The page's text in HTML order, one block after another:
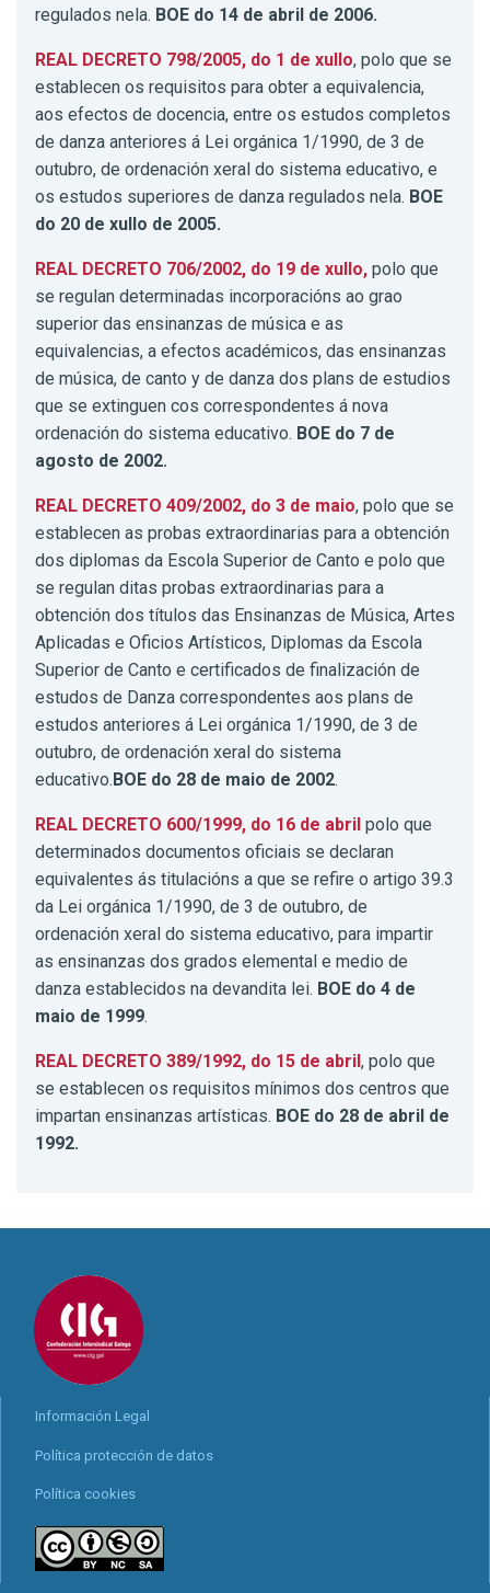
regulados nela. BOE do 14 de abril de 2006.
REAL DECRETO 798/2005, do 1 de xullo, polo que se
establecen os requisitos para obter a equivalencia,
aos efectos de docencia, entre os estudos completos
de danza anteriores á Lei orgánica 1/1990, de 3 de
outubro, de ordenación xeral do sistema educativo, e
os estudos superiores de danza regulados nela. BOE
do 20 de xullo de 2005.
REAL DECRETO 706/2002, do 19 de xullo, polo que
se regulan determinadas incorporacións ao grao
superior das ensinanzas de música e as
equivalencias, a efectos académicos, das ensinanzas
de música, de canto y de danza dos plans de estudios
que se extinguen cos correspondentes á nova
ordenación do sistema educativo. BOE do 7 de
agosto de 2002.
REAL DECRETO 409/2002, do 3 de maio, polo que se
establecen as probas extraordinarias para a obtención
dos diplomas da Escola Superior de Canto e polo que
se regulan ditas probas extraordinarias para a
obtención dos títulos das Ensinanzas de Música, Artes
Aplicadas e Oficios Artísticos, Diplomas da Escola
Superior de Canto e certificados de finalización de
estudos de Danza correspondentes aos plans de
estudos anteriores á Lei orgánica 1/1990, de 3 de
outubro, de ordenación xeral do sistema
educativo. BOE do 28 de maio de 2002.
REAL DECRETO 600/1999, do 16 de abril polo que
determinados documentos oficiais se declaran
equivalentes ás titulacións a que se refire o artigo 39.3
da Lei orgánica 1/1990, de 3 de outubro, de
ordenación xeral do sistema educativo, para impartir
as ensinanzas dos grados elemental e medio de
danza establecidos na devandita lei. BOE do 4 de
maio de 1999.
REAL DECRETO 389/1992, do 15 de abril , polo que
se establecen os requisitos mínimos dos centros que
impartan ensinanzas artísticas. BOE do 28 de abril de
1992.
Información Legal
Política protección de datos
Política cookies